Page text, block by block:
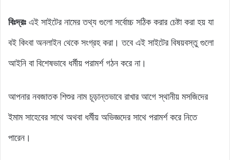
বিঃদ্রঃ এই সাইটের নামের তথ্য গুলো সর্বোচ্চ সঠিক করার চেষ্টা করা হয় যা
বই কিংবা অনলাইন থেকে সংগ্রহ করা। তবে এই সাইটের বিষয়বস্তু গুলো
আইনি বা বিশেষভাবে ধর্মীয় পরামর্শ গঠন করে না।
আপনার নবজাতক শিশুর নাম চূড়ান্তভাবে রাখার আগে স্থানীয় মসজিদের
ইমাম সাহেবের সাথে অথবা ধর্মীয় অভিজ্ঞদের সাথে পরামর্শ করে নিতে
পারেন।